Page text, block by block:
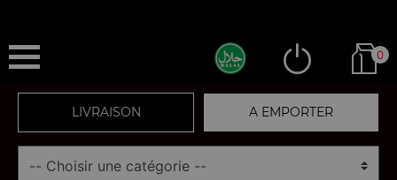
0
LIVRAISON A EMPORTER